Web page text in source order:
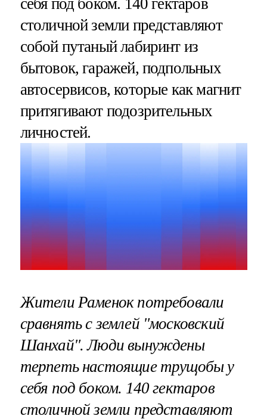
себя под боком. 140 гектаров
столичной земли представляют
собой путаный лабиринт из
бытовок, гаражей, подпольных
автосервисов, которые как магнит
притягивают подозрительных
личностей.
Жители Раменок потребовали
сравнять с землей "московский
Шанхай". Люди вынуждены
терпеть настоящие трущобы у
себя под боком. 140 гектаров
столичной земли представляют